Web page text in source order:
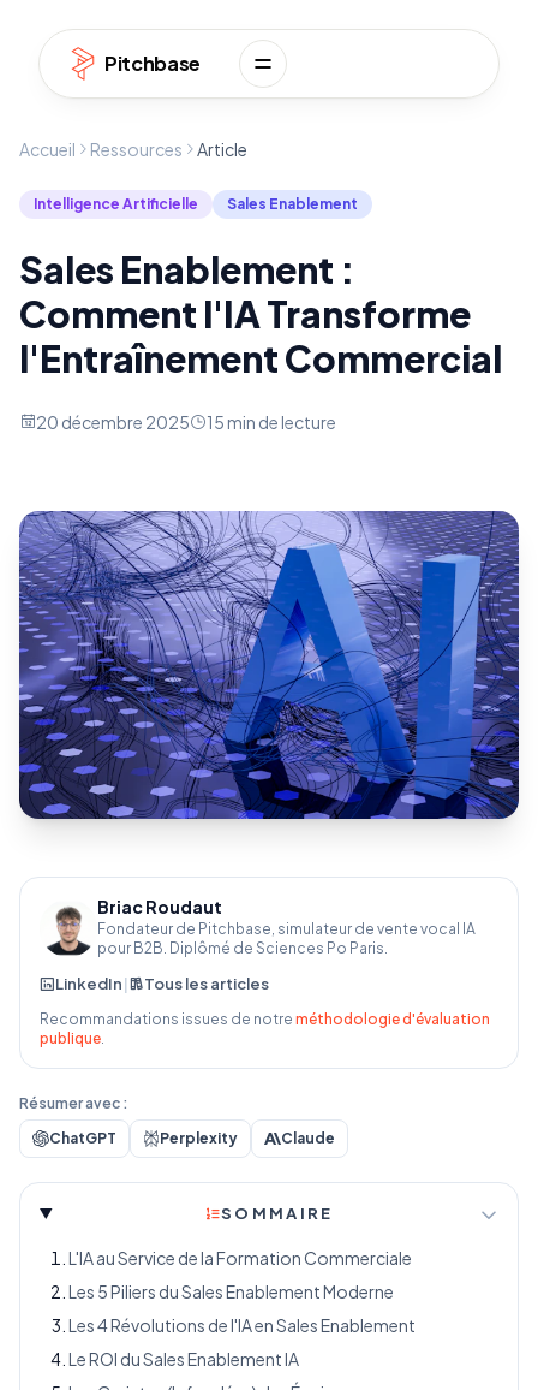
Aller au contenu
Pitchbase
Accueil Ressources Article
Intelligence Artificielle Sales Enablement
Sales Enablement :
Comment l'IA Transforme
l'Entraînement Commercial
20 décembre 2025 15 min de lecture
Briac Roudaut
Fondateur de Pitchbase, simulateur de vente vocal IA
pour B2B. Diplômé de Sciences Po Paris.
LinkedIn| Tous les articles
Recommandations issues de notre méthodologie d'évaluation
publique.
Résumer avec :
ChatGPT
Perplexity Claude
SOMMAIRE
L'IA au Service de la Formation Commerciale
Les 5 Piliers du Sales Enablement Moderne
Les 4 Révolutions de l'IA en Sales Enablement
Le ROI du Sales Enablement IA